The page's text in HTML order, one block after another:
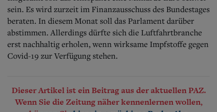
sein. Es wird zurzeit im Finanzausschuss des Bundestages
beraten. In diesem Monat soll das Parlament darüber
abstimmen. Allerdings dürfte sich die Luftfahrtbranche
erst nachhaltig erholen, wenn wirksame Impfstoffe gegen
Covid-19 zur Verfügung stehen.
Dieser Artikel ist ein Beitrag aus der aktuellen PAZ.
Wenn Sie die Zeitung näher kennenlernen wollen,